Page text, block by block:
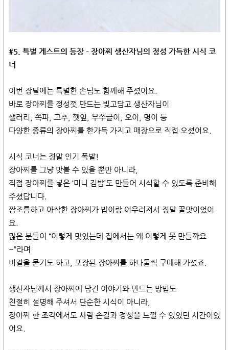
#5. 특별 게스트의 등장 – 장아찌 생산자님의 정성 가득한 시식 코
너
이번 장날에는 특별한 손님도 함께해 주셨어요.
바로 장아찌를 정성껏 만드는 빚고담고 생산자님이
샐러리, 쪽파, 고추, 깻잎, 무쭈글이, 오이, 명이 등
다양한 종류의 장아찌를 한가득 가지고 매장으로 직접 오셨어요.
시식 코너는 정말 인기 폭발!
장아찌를 그냥 맛볼 수 있을 뿐만 아니라,
직접 장아찌를 넣은 ‘미니 김밥’도 만들어 시식할 수 있도록 준비해
주셨답니다.
짭조름하고 아삭한 장아찌가 밥이랑 어우러져서 정말 꿀맛이었어
요.
많은 분들이 “이렇게 맛있는데 집에서는 왜 이렇게 못 만들까요
~”라며
비결을 묻기도 하고, 포장된 장아찌를 하나둘씩 구매해 가셨죠.
생산자님께서 장아찌에 담긴 이야기와 만드는 방법도
친절히 설명해 주셔서 단순한 시식이 아니라,
장아찌 한 조각에서도 사람 손길과 정성을 느낄 수 있었던 시간이었
어요.